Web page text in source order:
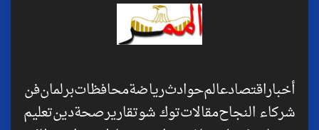
أخباراقتصادعالمحوادثرياضةمحافظاتبرلمانفن
شركاء النجاحمقالاتتوك شوتقاريرصحةدينتعليم